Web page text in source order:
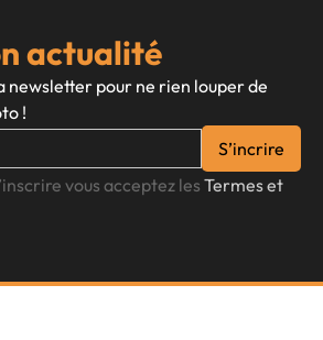
actualité
newsletter pour ne rien louper de
!
vous acceptez les Termes et